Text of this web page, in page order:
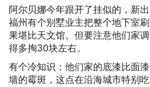
阿尔贝娜今年跟开了挂似的，新
福州有个别墅业主把整个地下室
果堪比天文馆。但要注意他们家
得多掏30块左右。
有个冷知识：他们家的底漆比面
墙的霉斑，这点在沿海城市特别吃